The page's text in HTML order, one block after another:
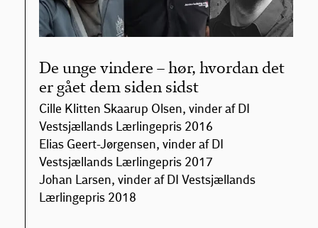
De unge vindere – hør, hvordan det
er gået dem siden sidst
Cille Klitten Skaarup Olsen, vinder af DI
Vestsjællands Lærlingepris 2016
Elias Geert-Jørgensen, vinder af DI
Vestsjællands Lærlingepris 2017
Johan Larsen, vinder af DI Vestsjællands
Lærlingepris 2018